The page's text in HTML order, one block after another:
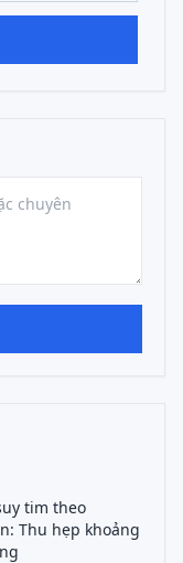
tim theo
Thu hẹp khoảng